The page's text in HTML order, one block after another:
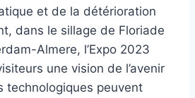
et de la détérioration
dans le sillage de Floriade
Almere, l’Expo 2023
une vision de l’avenir
technologiques peuvent